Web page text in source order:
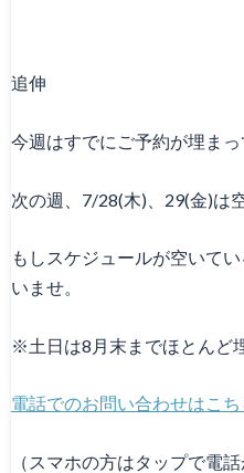
追伸
今週はすでにご予約が埋まっ
次の週、7/28(木)、29(金)は
もしスケジュールが空いて
いませ。
※土日は8月末までほとんど
電話でのお問い合わせはこち
（スマホの方はタップで電話